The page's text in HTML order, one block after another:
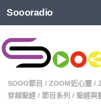
Soooradio
SOOO節目 / ZOOM近心靈 /
穿越聖經 / 節目系列 / 聖經與